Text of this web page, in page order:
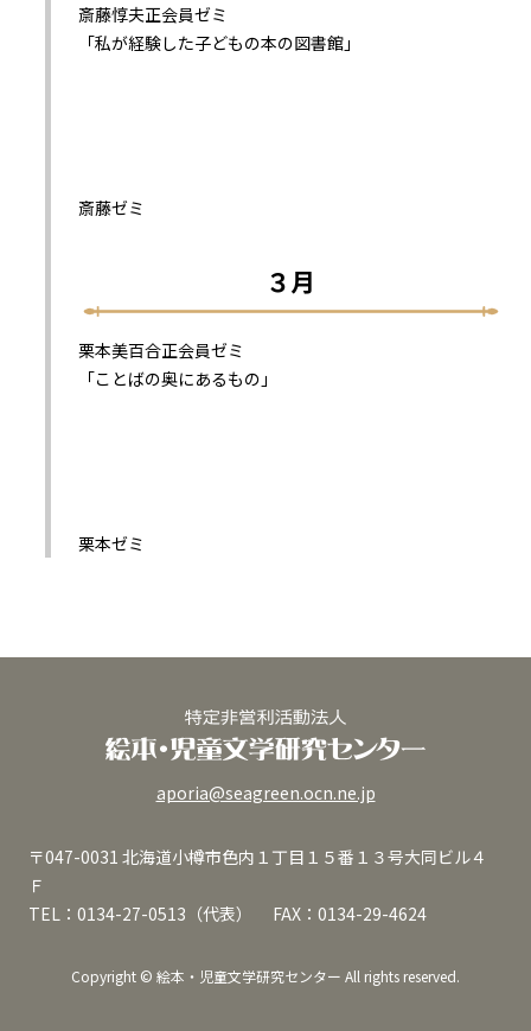
斎藤惇夫正会員ゼミ
「私が経験した子どもの本の図書館」
斎藤ゼミ
３月
栗本美百合正会員ゼミ
「ことばの奥にあるもの」
栗本ゼミ
aporia@seagreen.ocn.ne.jp
〒047-0031 北海道小樽市色内１丁目１５番１３号大同ビル４
Ｆ
TEL：0134-27-0513（代表） FAX：0134-29-4624
Copyright © 絵本・児童文学研究センター All rights reserved.